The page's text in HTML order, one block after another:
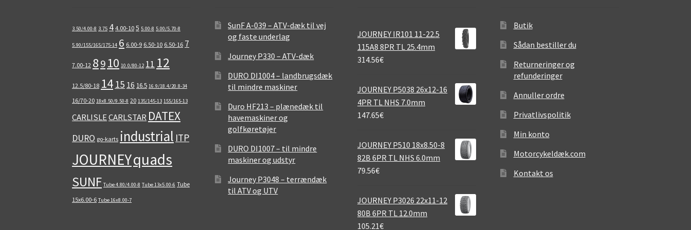
3.50/4.00-8 3.75 4 4.00-10 5 5.00-8 5.00/5.70-8
5.90/155/165/175-14 6 6.00-9 6.50-10 6.50-16 7
7.00-12 8910 10.0/80-12 11 12
12.5/80-18 14 15 16 16.5 16.9/18.4/20.8-34
16/70-20 18x8.50/9.50-8 20 135/145-13 155/165-13
CARLISLECARLSTAR DATEX
DURO go-karts industrial ITP
JOURNEYquads
SUNF Tube 4.80/4.00-8 Tube 13x5.00-6 Tube
15x6.00-6 Tube 16x8.00-7
SunF A-039 – ATV-dæk til vej
og faste underlag
Journey P330 – ATV-dæk
DURO DI1004 – landbrugsdæk
til mindre maskiner
Duro HF213 – plænedæk til
havemaskiner og
golfkøretøjer
DURO DI1007 – til mindre
maskiner og udstyr
Journey P3048 – terrændæk
til ATV og UTV
JOURNEY IR101 11-22.5
115A8 8PR TL 25.4mm
314.56€
JOURNEY P5038 26x12-16
4PR TL NHS 7.0mm
147.65€
JOURNEY P510 18x8.50-8
82B 6PR TL NHS 6.0mm
79.56€
JOURNEY P3026 22x11-12
80B 6PR TL 12.0mm
105.21€
Butik
Sådan bestiller du
Returneringer og
refunderinger
Annuller ordre
Privatlivspolitik
Min konto
Motorcykeldæk.com
Kontakt os